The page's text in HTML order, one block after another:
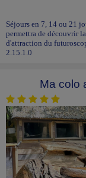
Séjours en 7, 14 ou 21
permettra de découvrir
d'attraction du
2.15.1.0
Ma colo